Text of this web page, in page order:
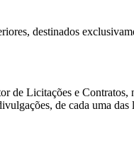
destinados
de Licitações e
de cada uma das